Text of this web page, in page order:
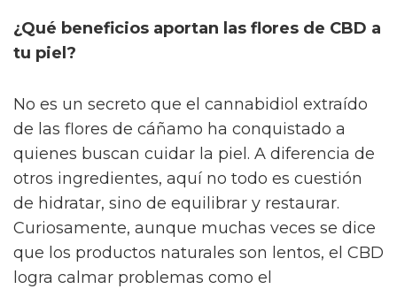
¿Qué beneficios aportan las flores de CBD a
tu piel?
No es un secreto que el cannabidiol extraído
de las flores de cáñamo ha conquistado a
quienes buscan cuidar la piel. A diferencia de
otros ingredientes, aquí no todo es cuestión
de hidratar, sino de equilibrar y restaurar.
Curiosamente, aunque muchas veces se dice
que los productos naturales son lentos, el CBD
logra calmar problemas como el